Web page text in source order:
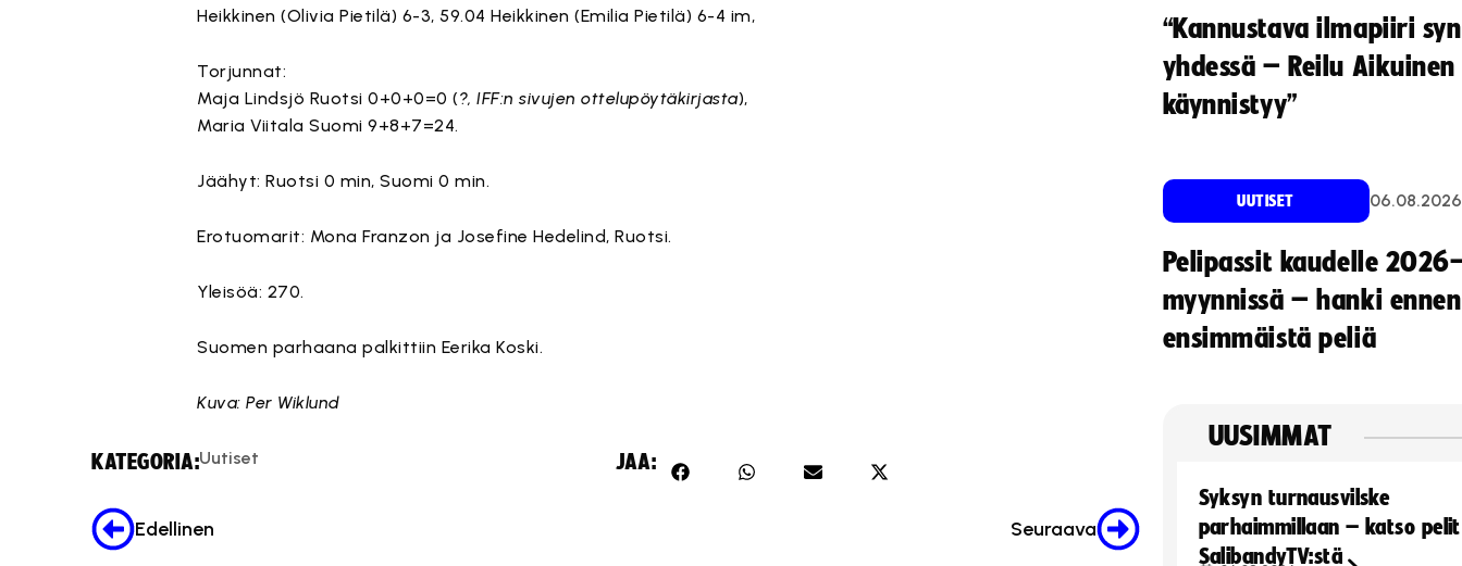
Heikkinen (Olivia Pietilä) 6-3, 59.04 Heikkinen (Emilia Pietilä) 6-4 im,
Torjunnat:
Maja Lindsjö Ruotsi 0+0+0=0 (?, IFF:n sivujen ottelupöytäkirjasta),
Maria Viitala Suomi 9+8+7=24.
Jäähyt: Ruotsi 0 min, Suomi 0 min.
Erotuomarit: Mona Franzon ja Josefine Hedelind, Ruotsi.
Yleisöä: 270.
Suomen parhaana palkittiin Eerika Koski.
Kuva: Per Wiklund
KATEGORIA:Uutiset JAA:
Edellinen Seuraava
“Kannustava ilmapiiri
yhdessä – Reilu
käynnistyy”
UUTISET 06.08.2026
Pelipassit kaudelle
myynnissä – hanki ennen
ensimmäistä peliä
UUSIMMAT
Syksyn turnausvilske
parhaimmillaan – katso pelit
SalibandyTV:stä